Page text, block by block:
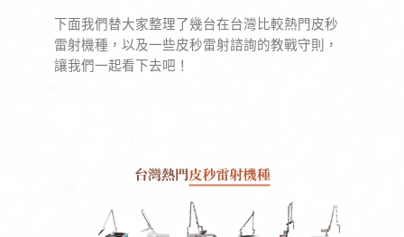
下面我們替大家整理了幾台在台灣比較熱門皮秒
雷射機種，以及一些皮秒雷射諮詢的教戰守則，
讓我們一起看下去吧！